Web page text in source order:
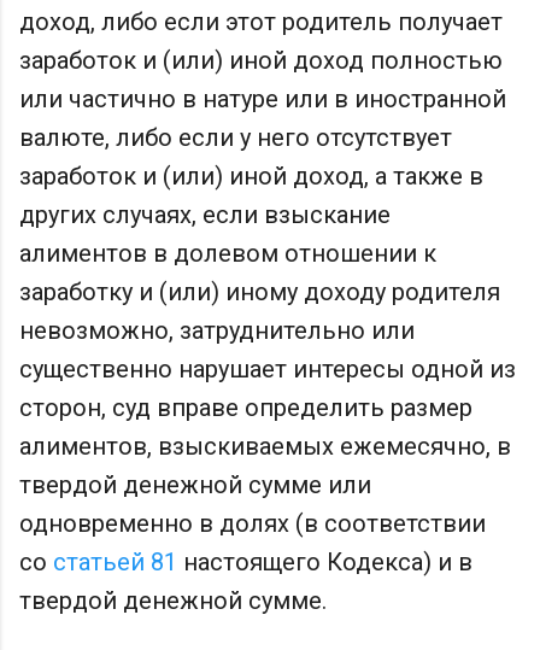
доход, либо если этот родитель получает
заработок и (или) иной доход полностью
или частично в натуре или в иностранной
валюте, либо если у него отсутствует
заработок и (или) иной доход, а также в
других случаях, если взыскание
алиментов в долевом отношении к
заработку и (или) иному доходу родителя
невозможно, затруднительно или
существенно нарушает интересы одной из
сторон, суд вправе определить размер
алиментов, взыскиваемых ежемесячно, в
твердой денежной сумме или
одновременно в долях (в соответствии
со статьей 81 настоящего Кодекса) и в
твердой денежной сумме.